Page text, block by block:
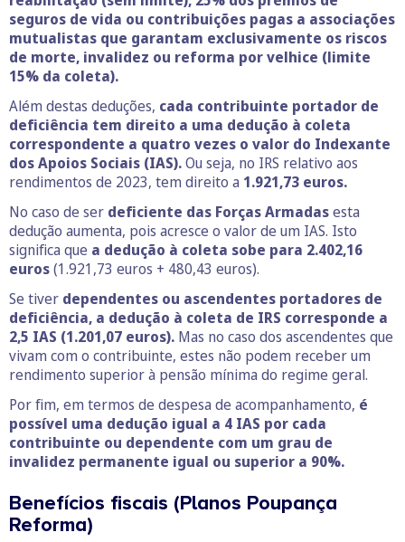
seguros de vida ou contribuições pagas a associações
mutualistas que garantam exclusivamente os riscos
de morte, invalidez ou reforma por velhice (limite
15% da coleta).
Além destas deduções, cada contribuinte portador de
deficiência tem direito a uma dedução à coleta
correspondente a quatro vezes o valor do Indexante
dos Apoios Sociais (IAS).Ou seja, no IRS relativo aos
rendimentos de 2023, tem direito a 1.921,73 euros.
No caso de ser deficiente das Forças Armadasesta
dedução aumenta, pois acresce o valor de um IAS. Isto
significa que a dedução à coleta sobe para 2.402,16
euros(1.921,73 euros + 480,43 euros).
Se tiver dependentes ou ascendentes portadores de
deficiência, a dedução à coleta de IRS corresponde a
2,5 IAS (1.201,07 euros). Mas no caso dos ascendentes que
vivam com o contribuinte, estes não podem receber um
rendimento superior à pensão mínima do regime geral.
Por fim, em termos de despesa de acompanhamento, é
possível uma dedução igual a 4 IAS por cada
contribuinte ou dependente com um grau de
invalidez permanente igual ou superior a 90%.
Benefícios fiscais (Planos Poupança
Reforma)